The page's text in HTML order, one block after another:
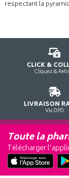
respectant la
CLICK &
Cliquez &
LIVRAISON
Via DPD
Toute la
Télécharger